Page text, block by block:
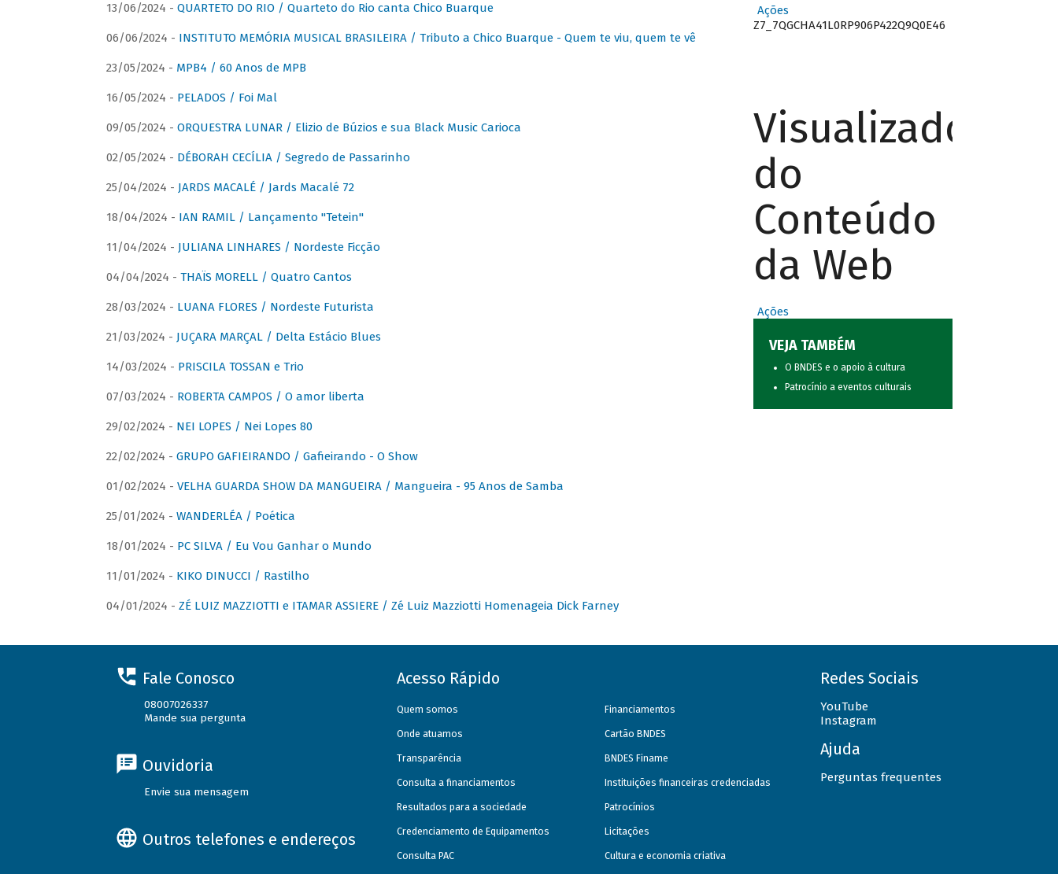
13/06/2024 - QUARTETO DO RIO / Quarteto do Rio canta Chico Buarque
06/06/2024 - INSTITUTO MEMÓRIA MUSICAL BRASILEIRA / Tributo a Chico Buarque - Quem te viu, quem te vê
23/05/2024 - MPB4 / 60 Anos de MPB
16/05/2024 - PELADOS / Foi Mal
09/05/2024 - ORQUESTRA LUNAR / Elizio de Búzios e sua Black Music Carioca
02/05/2024 - DÉBORAH CECÍLIA / Segredo de Passarinho
25/04/2024 - JARDS MACALÉ / Jards Macalé 72
18/04/2024 - IAN RAMIL / Lançamento "Tetein"
11/04/2024 - JULIANA LINHARES / Nordeste Ficção
04/04/2024 - THAÏS MORELL / Quatro Cantos
28/03/2024 - LUANA FLORES / Nordeste Futurista
21/03/2024 - JUÇARA MARÇAL / Delta Estácio Blues
14/03/2024 - PRISCILA TOSSAN e Trio
07/03/2024 - ROBERTA CAMPOS / O amor liberta
29/02/2024 - NEI LOPES / Nei Lopes 80
22/02/2024 - GRUPO GAFIEIRANDO / Gafieirando - O Show
01/02/2024 - VELHA GUARDA SHOW DA MANGUEIRA / Mangueira - 95 Anos de Samba
25/01/2024 - WANDERLÉA / Poética
18/01/2024 - PC SILVA / Eu Vou Ganhar o Mundo
11/01/2024 - KIKO DINUCCI / Rastilho
04/01/2024 - ZÉ LUIZ MAZZIOTTI e ITAMAR ASSIERE / Zé Luiz Mazziotti Homenageia Dick Farney
Ações
Z7_7QGCHA41L0RP906P422Q9Q0E46
Visualizador
do
Conteúdo
da Web
Ações
VEJA TAMBÉM
O BNDES e o apoio à cultura
Patrocínio a eventos culturais
Fale Conosco
08007026337
Mande sua pergunta
Ouvidoria
Envie sua mensagem
Outros telefones e endereços
Acesso Rápido
Quem somos
Onde atuamos
Transparência
Consulta a financiamentos
Resultados para a sociedade
Credenciamento de Equipamentos
Consulta PAC
Financiamentos
Cartão BNDES
BNDES Finame
Instituições financeiras credenciadas
Patrocínios
Licitações
Cultura e economia criativa
Redes Sociais
YouTube
Instagram
Ajuda
Perguntas frequentes